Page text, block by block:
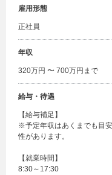
雇用形態
正社員
年収
320万円 〜 700万円まで
給与・待遇
【給与補足】
※予定年収はあくまでも目
性があります。
【就業時間】
8:30～17:30